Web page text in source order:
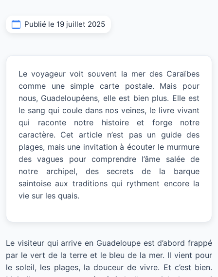
Publié le 19 juillet 2025
Le voyageur voit souvent la mer des Caraïbes
comme une simple carte postale. Mais pour
nous, Guadeloupéens, elle est bien plus. Elle est
le sang qui coule dans nos veines, le livre vivant
qui raconte notre histoire et forge notre
caractère. Cet article n’est pas un guide des
plages, mais une invitation à écouter le murmure
des vagues pour comprendre l’âme salée de
notre archipel, des secrets de la barque
saintoise aux traditions qui rythment encore la
vie sur les quais.
Le visiteur qui arrive en Guadeloupe est d’abord frappé
par le vert de la terre et le bleu de la mer. Il vient pour
le soleil, les plages, la douceur de vivre. Et c’est bien.